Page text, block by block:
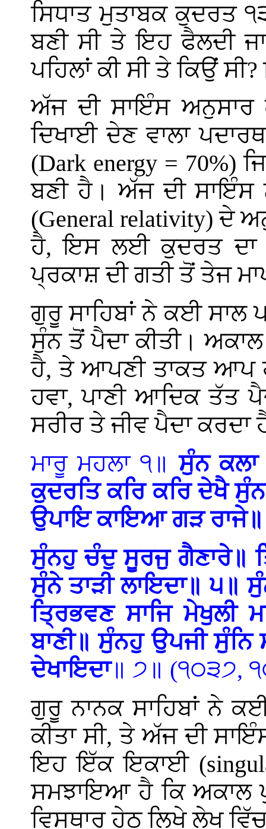
ਸਿਧਾਤ ਮੁਤਾਬਕ ਕੁਦਰਤ
ਬਣੀ ਸੀ ਤੇ ਇਹ ਫੈਲਦੀ
ਪਹਿਲਾਂ ਕੀ ਸੀ ਤੇ ਕਿਉਂ
ਅੱਜ ਦੀ ਸਾਇੰਸ
ਦਿਖਾਈ ਦੇਣ ਵਾਲਾ
(Dark energy = 70%)
ਬਣੀ ਹੈ। ਅੱਜ ਦੀ
(General relativity) ਦੇ
ਹੈ, ਇਸ ਲਈ ਕੁਦਰਤ ਦਾ
ਪ੍ਰਕਾਸ਼ ਦੀ ਗਤੀ ਤੋਂ ਤੇਜ
ਗੁਰੂ ਸਾਹਿਬਾਂ ਨੇ ਕਈ ਸਾਲ
ਸੁੰਨ ਤੋਂ ਪੈਦਾ ਕੀਤੀ।
ਹੈ, ਤੇ ਆਪਣੀ ਤਾਕਤ ਆਪ
ਹਵਾ, ਪਾਣੀ ਆਦਿਕ ਤੱਤ
ਸਰੀਰ ਤੇ ਜੀਵ ਪੈਦਾ ਕਰਦਾ
ਮਾਰੂ ਮਹਲਾ ੧॥ਸੁੰਨ
ਕੁਦਰਤਿ ਕਰਿ ਕਰਿ ਦੇਖੈ
ਉਪਾਇ ਕਾਇਆ ਗੜ ਰਾਜੇ॥
ਸੁੰਨਹੁ ਚੰਦੁ ਸੂਰਜੁ ਗੈਣਾਰੇ॥
ਸੁੰਨੇ ਤਾੜੀ ਲਾਇਦਾ॥ ੫॥
ਤ੍ਰਿਭਵਣ ਸਾਜਿ
ਬਾਣੀ॥ ਸੁੰਨਹੁ ਉਪਜੀ
ਦੇਖਾਇਦਾ॥ ੭॥ (੧੦੩੭,
ਗੁਰੂ ਨਾਨਕ ਸਾਹਿਬਾਂ ਨੇ
ਕੀਤਾ ਸੀ, ਤੇ ਅੱਜ ਦੀ
ਇਹ ਇੱਕ ਇਕਾਈ
ਸਮਝਾਇਆ ਹੈ ਕਿ ਅਕਾਲ
ਵਿਸਥਾਰ ਹੇਠ ਲਿਖੇ ਲੇਖ